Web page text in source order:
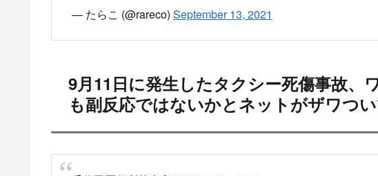
9月11日に発生したタクシー死傷事故、
も副反応ではないかとネットがザワつ